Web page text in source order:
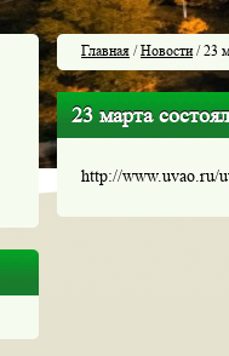
Главная /Новости/ 23
23 марта
http://www.uvao.ru/